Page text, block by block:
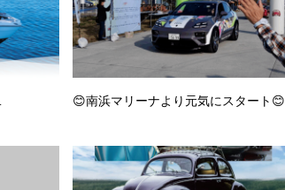
😊南浜マリーナより元気にスタート😊